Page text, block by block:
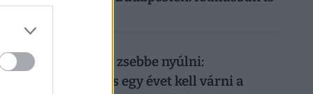
elég mélyen a zsebbe nyúlni:
magánellátásban is egy évet kell várni a